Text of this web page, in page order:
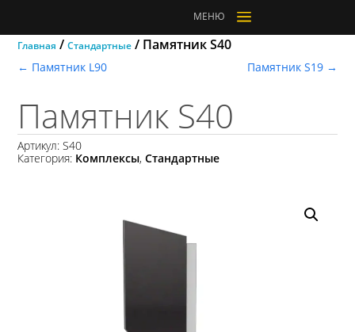
МЕНЮ a
Главная / Стандартные/ Памятник S40
← Памятник L90 Памятник S19 →
Памятник S40
Артикул: S40
Категория: Комплексы, Стандартные